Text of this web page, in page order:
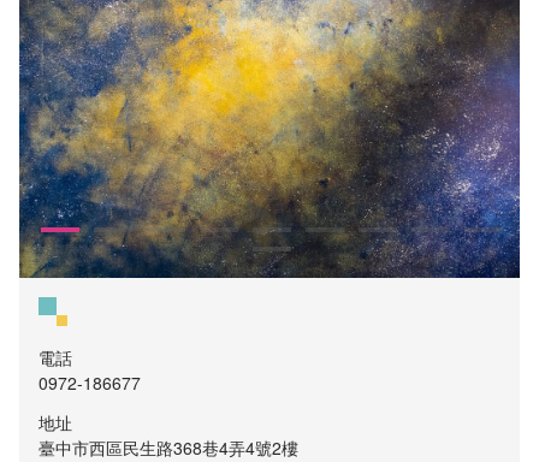
電話
0972-186677
地址
臺中市西區民生路368巷4弄4號2樓